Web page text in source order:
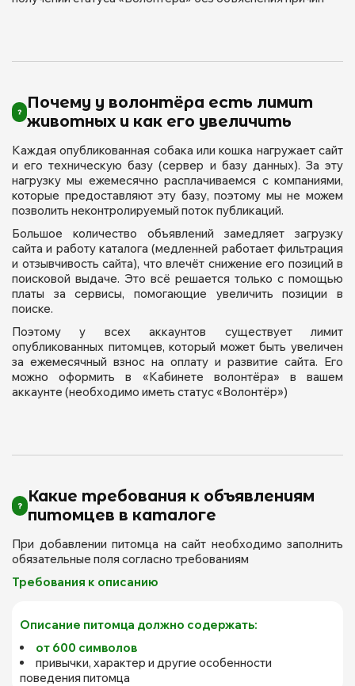
Почему у волонтёра есть лимит
животных и как его увеличить
Каждая опубликованная собака или кошка нагружает сайт
и его техническую базу (сервер и базу данных). За эту
нагрузку мы ежемесячно расплачиваемся с компаниями,
которые предоставляют эту базу, поэтому мы не можем
позволить неконтролируемый поток публикаций.
Большое количество объявлений замедляет загрузку
сайта и работу каталога (медленней работает фильтрация
и отзывчивость сайта), что влечёт снижение его позиций в
поисковой выдаче. Это всё решается только с помощью
платы за сервисы, помогающие увеличить позиции в
поиске.
Поэтому у всех аккаунтов существует лимит
опубликованных питомцев, который может быть увеличен
за ежемесячный взнос на оплату и развитие сайта. Его
можно оформить в «Кабинете волонтёра» в вашем
аккаунте (необходимо иметь статус «Волонтёр»)
Какие требования к объявлениям
питомцев в каталоге
При добавлении питомца на сайт необходимо заполнить
обязательные поля согласно требованиям
Требования к описанию
Описание питомца должно содержать:
от 600 символов
привычки, характер и другие особенности
поведения питомца